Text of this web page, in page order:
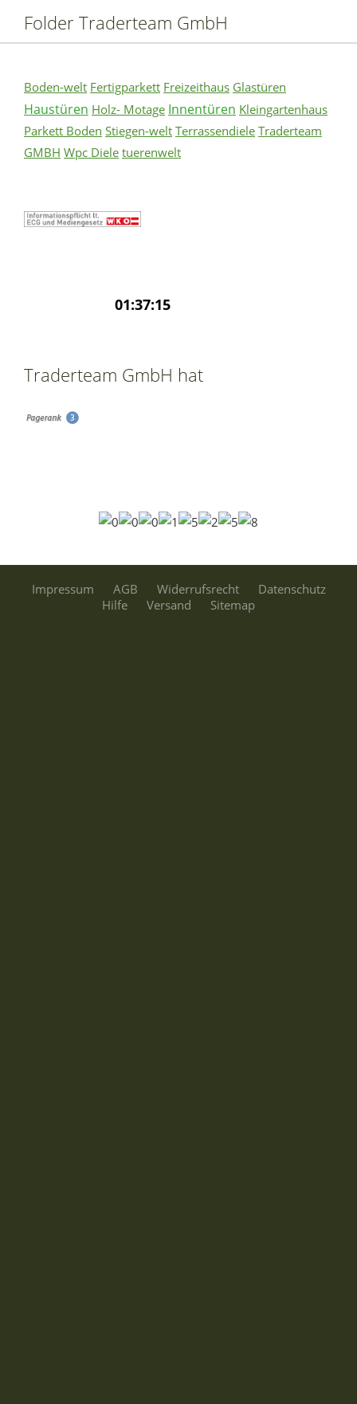
Folder Traderteam GmbH
Boden-welt Fertigparkett Freizeithaus Glastüren
Haustüren Holz- Motage Innentüren Kleingartenhaus
Parkett Boden Stiegen-welt Terrassendiele Traderteam
GMBH Wpc Diele tuerenwelt
Traderteam GmbH hat
Impressum AGB Widerrufsrecht
Datenschutz
Hilfe
Versand Sitemap